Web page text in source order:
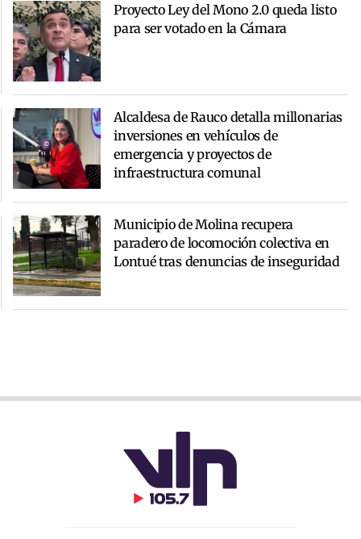
Proyecto Ley del Mono 2.0 queda listo
para ser votado en la Cámara
Alcaldesa de Rauco detalla millonarias
inversiones en vehículos de
emergencia y proyectos de
infraestructura comunal
Municipio de Molina recupera
paradero de locomoción colectiva en
Lontué tras denuncias de inseguridad